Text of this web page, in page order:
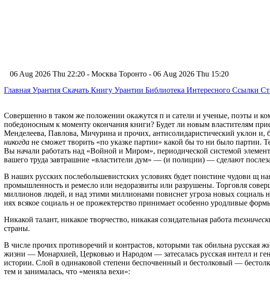
06 Aug 2026 Thu 22:20 - Москва Торонто - 06 Aug 2026 Thu 15:20
Главная Урантия Скачать Книгу Урантии Библиотека Интересного Ссылки
Совершенно в таком же положении окажутся п и сатели и ученые, поэты и
победоносным к моменту окончания книги? Будет ли новым властителям
Менделеева, Павлова, Мичурина и прочих, антисолидаристический уклон и,
никогда не сможет творить «по указке партии» какой бы то ни было партии.
Вы начали работать над «Войной и Миром», периодической системой
вашего труда завтрашние «властители дум» — (и полиции) — сделают
В наших русских послебольшевистских условиях будет поистине чудови щ
промышленность и ремесло или недоразвиты или разрушены. Торговля
миллионов людей, и над этими миллионами повиснет угроза новых социаль
иях всякое социаль н ое прожектерство принимает особенно уродливые
Никакой талант, никакое творчество, никакая созидательная работа
страны.
В числе прочих противоречий и контрастов, которыми так обильна русская
жизни — Монархией, Церковью и Народом — затесалась русская интелл и
истории. Слой в одинаковой степени беспочвенный и бестолковый —
тем и занималась, что «меняла вехи»: